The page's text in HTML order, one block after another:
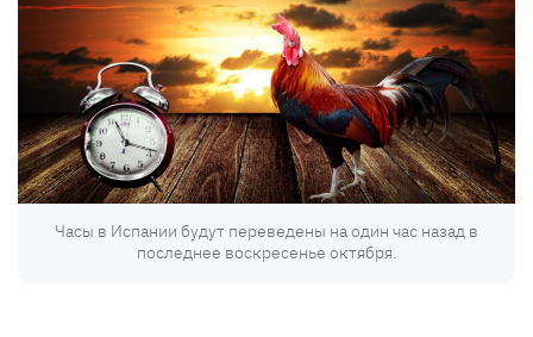
Часы в Испании будут переведены на один час назад в
последнее воскресенье октября.